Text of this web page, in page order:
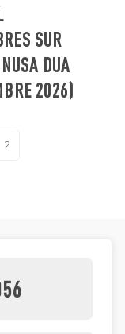
SUR
DUA
2026)
2